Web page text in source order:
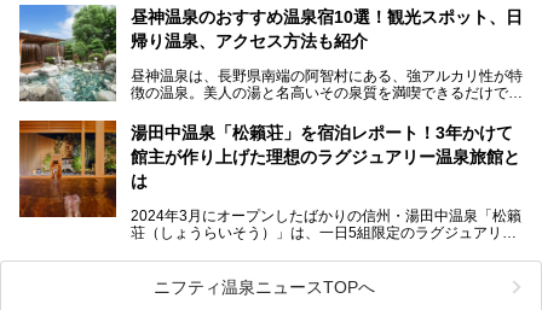
を隅々まで楽しみたいですよね。この記事では、金具屋での
滞在を最高の思い出にするための「楽しみ方」を徹底的にご
紹介します！
昼神温泉のおすすめ温泉宿10選！観光スポット、日
帰り温泉、アクセス方法も紹介
昼神温泉は、長野県南端の阿智村にある、強アルカリ性が特
徴の温泉。美人の湯と名高いその泉質を満喫できるだけでな
昼神温泉では、朝市などの観光スポットや、信州名物のおや
きを楽しめるグルメスポットなど、観光を楽しむにはぴった
りの場所が豊富にあります。
この記事では、昼神温泉での滞在を充実させる宿泊施設や日
帰り温泉、見どころ満載の観光・グルメスポットに加え、ア
クセス方法も順に紹介します。
湯田中温泉「松籟荘」を宿泊レポート！3年かけて
館主が作り上げた理想のラグジュアリー温泉旅館と
は
2024年3月にオープンしたばかりの信州・湯田中温泉「松籟
荘（しょうらいそう）」は、一日5組限定のラグジュアリー
ライベートに楽しめる非日常感が味わえます。また宿泊者は
道向かいの「よろづや」の大浴場「桃山風呂」や共同浴場の
「湯田中大湯」も利用ができます。
ニフティ温泉ニュースTOPへ